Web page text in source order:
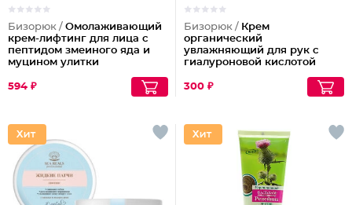
Бизорюк / Омолаживающий
крем-лифтинг для лица с
пептидом змеиного яда и
муцином улитки
594 ₽
Бизорюк / Крем
органический
увлажняющий для рук с
гиалуроновой кислотой
300 ₽